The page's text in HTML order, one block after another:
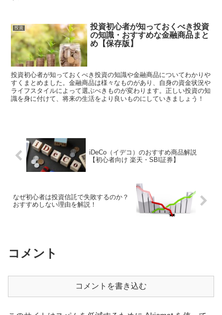
投資
投資初心者が知っておくべき投資
の知識・おすすめな金融商品まと
め【保存版】
投資初心者が知っておくべき投資の知識や金融商品についてわかりや
すくまとめました。金融商品は様々なものがあり、自身の資金状況や
ライフスタイルによって選ぶべきものが変わります。正しい投資の知
識を身に付けて、将来の生活をより良いものにしていきましょう！
iDeCo（イデコ）のおすすめ商品解説
【初心者向け 楽天・SBI証券】
なぜ初心者は投資信託で失敗するのか？
おすすめしない理由を解説！
コメント
コメントを書き込む